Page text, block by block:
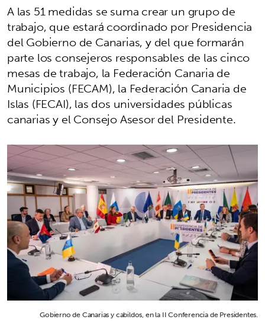
A las 51 medidas se suma crear un grupo de
trabajo, que estará coordinado por Presidencia
del Gobierno de Canarias, y del que formarán
parte los consejeros responsables de las cinco
mesas de trabajo, la Federación Canaria de
Municipios (FECAM), la Federación Canaria de
Islas (FECAI), las dos universidades públicas
canarias y el Consejo Asesor del Presidente.
Gobierno de Canarias y cabildos, en la II Conferencia de Presidentes.